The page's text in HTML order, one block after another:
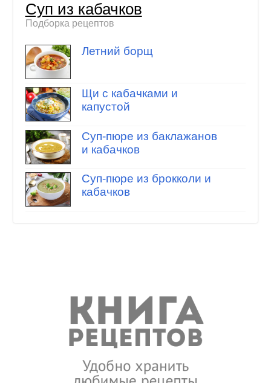
Суп из кабачков
Подборка рецептов
Летний борщ
Щи с кабачками и
капустой
Суп-пюре из баклажанов
и кабачков
Суп-пюре из брокколи и
кабачков